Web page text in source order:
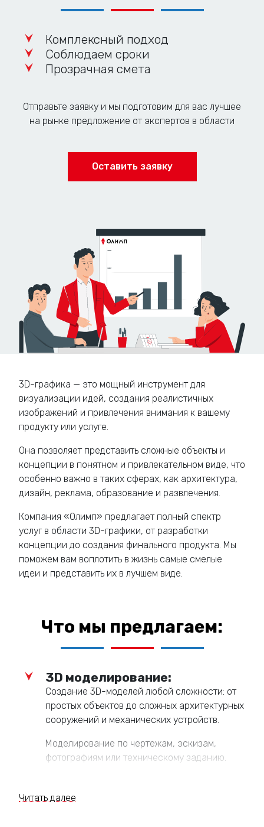
Комплексный подход
Соблюдаем сроки
Прозрачная смета
Отправьте заявку и мы подготовим для вас лучшее
на рынке предложение от экспертов в области
Оставить заявку
3D-графика — это мощный инструмент для
визуализации идей, создания реалистичных
изображений и привлечения внимания к вашему
продукту или услуге.
Она позволяет представить сложные объекты и
концепции в понятном и привлекательном виде, что
особенно важно в таких сферах, как архитектура,
дизайн, реклама, образование и развлечения.
Компания «Олимп» предлагает полный спектр
услуг в области 3D-графики, от разработки
концепции до создания финального продукта. Мы
поможем вам воплотить в жизнь самые смелые
идеи и представить их в лучшем виде.
Что мы предлагаем:
3D моделирование:
Создание 3D-моделей любой сложности: от
простых объектов до сложных архитектурных
сооружений и механических устройств.
Моделирование по чертежам, эскизам,
фотографиям или техническому заданию.
целей (визуализация, анимация, 3D-печать).
Читать далее